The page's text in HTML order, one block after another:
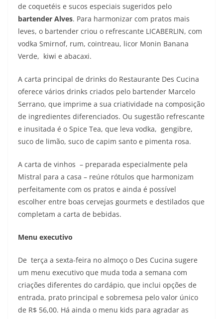
de coquetéis e sucos especiais sugeridos pelo
bartender Alves. Para harmonizar com pratos mais
leves, o bartender criou o refrescante LICABERLIN, com
vodka Smirnof, rum, cointreau, licor Monin Banana
Verde, kiwi e abacaxi.
A carta principal de drinks do Restaurante Des Cucina
oferece vários drinks criados pelo bartender Marcelo
Serrano, que imprime a sua criatividade na composição
de ingredientes diferenciados. Ou sugestão refrescante
e inusitada é o Spice Tea, que leva vodka, gengibre,
suco de limão, suco de capim santo e pimenta rosa.
A carta de vinhos – preparada especialmente pela
Mistral para a casa – reúne rótulos que harmonizam
perfeitamente com os pratos e ainda é possível
escolher entre boas cervejas gourmets e destilados que
completam a carta de bebidas.
Menu executivo
De terça a sexta-feira no almoço o Des Cucina sugere
um menu executivo que muda toda a semana com
criações diferentes do cardápio, que inclui opções de
entrada, prato principal e sobremesa pelo valor único
de R$ 56,00. Há ainda o menu kids para agradar as